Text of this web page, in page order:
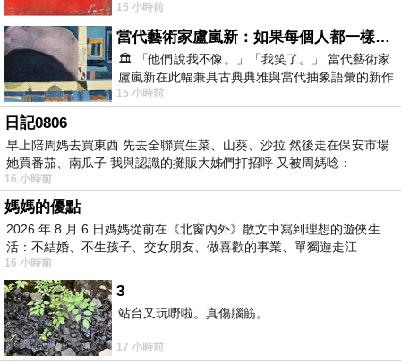
向裂隙的亮處探索另一個心聲另一個共鳴的
15 小時前
當代藝術家盧嵐新：如果每個人都一樣，這世界該有多無聊？
🏛️ 「他們說我不像。」「我笑了。」 當代藝術家
盧嵐新在此幅兼具古典典雅與當代抽象語彙的新作
中，以沈靜的藍色空間為背景，描繪了
15 小時前
日記0806
早上陪周媽去買東西 先去全聯買生菜、山葵、沙拉 然後走在保安市場
她買番茄、南瓜子 我與認識的攤販大姊們打招呼 又被周媽唸：
16 小時前
媽媽的優點
2026 年 8 月 6 日媽媽從前在《北窗內外》散文中寫到理想的遊俠生
活：不結婚、不生孩子、交女朋友、做喜歡的事業、單獨遊走江
湖⋯⋯，
16 小時前
3
站台又玩嘢啦。真傷腦筋。
17 小時前